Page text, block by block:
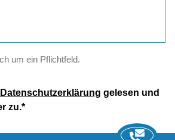
um ein Pflichtfeld.
Datenschutzerklärung gelesen und
zu.